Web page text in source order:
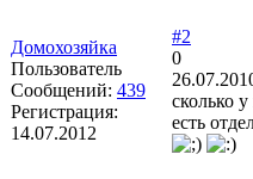
Домохозяйка
Пользователь
Сообщений: 439
Регистрация:
14.07.2012
#2
0
сколько
есть